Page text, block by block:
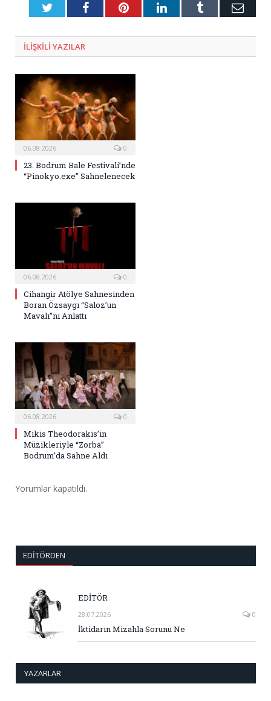
TwitterFacebookPinterestLinkedInTumblr E-
ILIŞKILI YAZILAR
06.08.2026 0
23. Bodrum Bale Festivali’nde
“Pinokyo.exe” Sahnelenecek
06.08.2026 0
Cihangir Atölye Sahnesinden
Boran Özsaygı “Saloz’un
Mavalı”nı Anlattı
06.08.2026 0
Mikis Theodorakis’in
Müzikleriyle “Zorba”
Bodrum’da Sahne Aldı
Yorumlar kapatıldı.
EDITÖRDEN
EDİTÖR
28.07.2026 0
İktidarın Mizahla Sorunu Ne
YAZARLAR